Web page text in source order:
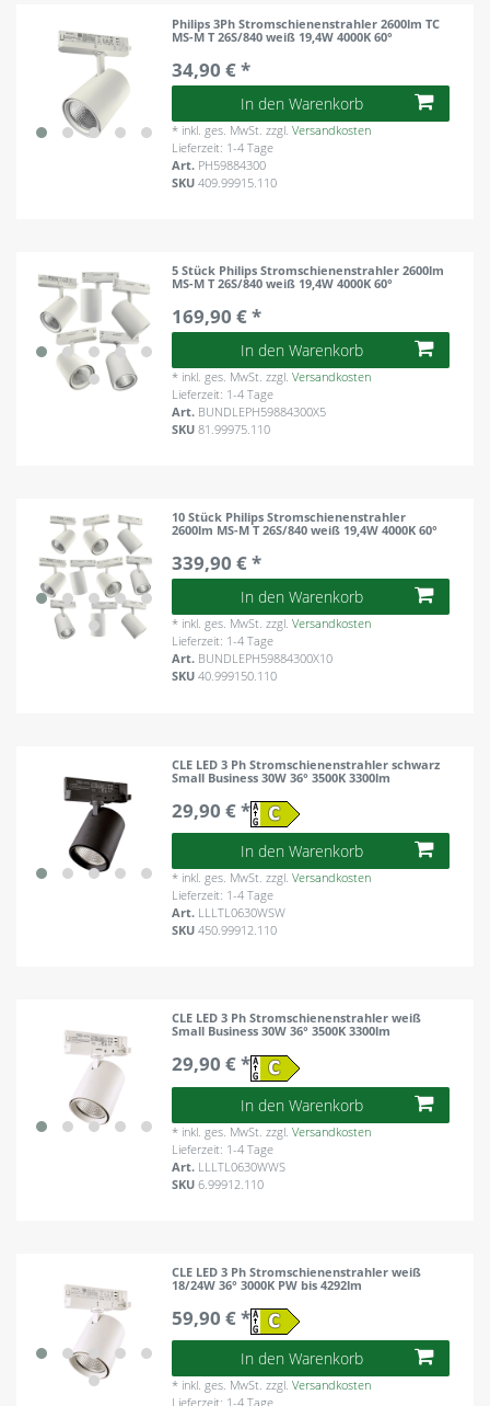
Philips 3Ph Stromschienenstrahler 2600lm TC
MS-M T 26S/840 weiß 19,4W 4000K 60°
34,90 € *
In den Warenkorb
* inkl. ges. MwSt. zzgl.Versandkosten
Lieferzeit: 1-4 Tage
Art. PH59884300
SKU409.99915.110
5 Stück Philips Stromschienenstrahler 2600lm
MS-M T 26S/840 weiß 19,4W 4000K 60°
169,90 € *
In den Warenkorb
* inkl. ges. MwSt. zzgl.Versandkosten
Lieferzeit: 1-4 Tage
Art. BUNDLEPH59884300X5
SKU81.99975.110
10 Stück Philips Stromschienenstrahler
2600lm MS-M T 26S/840 weiß 19,4W 4000K 60°
339,90 € *
In den Warenkorb
* inkl. ges. MwSt. zzgl.Versandkosten
Lieferzeit: 1-4 Tage
Art. BUNDLEPH59884300X10
SKU40.999150.110
CLE LED 3 Ph Stromschienenstrahler schwarz
Small Business 30W 36° 3500K 3300lm
29,90 € *
In den Warenkorb
* inkl. ges. MwSt. zzgl.Versandkosten
Lieferzeit: 1-4 Tage
Art. LLLTL0630WSW
SKU450.99912.110
CLE LED 3 Ph Stromschienenstrahler weiß
Small Business 30W 36° 3500K 3300lm
29,90 € *
In den Warenkorb
* inkl. ges. MwSt. zzgl.Versandkosten
Lieferzeit: 1-4 Tage
Art. LLLTL0630WWS
SKU6.99912.110
CLE LED 3 Ph Stromschienenstrahler weiß
18/24W 36° 3000K PW bis 4292lm
59,90 € *
In den Warenkorb
* inkl. ges. MwSt. zzgl.Versandkosten
Lieferzeit: 1-4 Tage